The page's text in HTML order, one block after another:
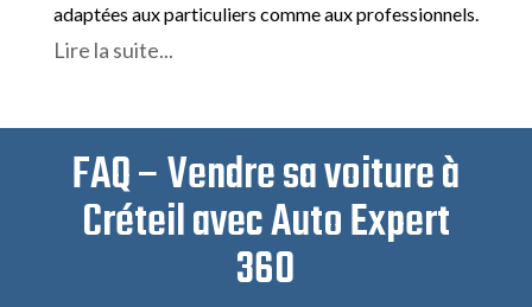
adaptées aux particuliers comme aux professionnels.
Lire la suite...
FAQ – Vendre sa voiture à
Créteil avec Auto Expert
360